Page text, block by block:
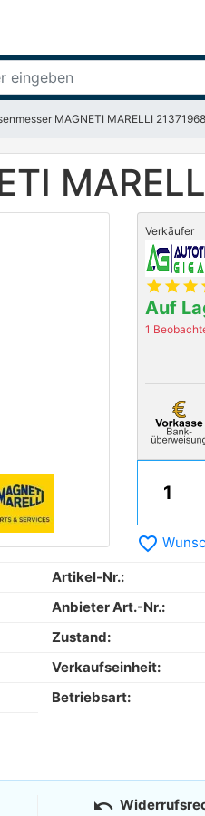
MAGNETI MARELLI
Verkäufer
star star star
Auf
1
favorite_border
Artikel-Nr.:
Anbieter Art.-Nr.:
Zustand:
Verkaufseinheit:
Betriebsart:
undo